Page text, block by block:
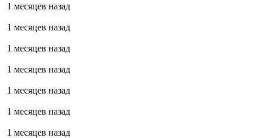
1 месяцев назад
1 месяцев назад
1 месяцев назад
1 месяцев назад
1 месяцев назад
1 месяцев назад
1 месяцев назад